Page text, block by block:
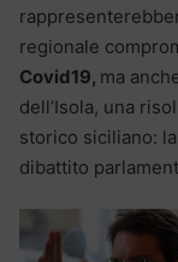
regionale
Covid19, ma
dell’Isola, una
storico siciliano:
dibattito